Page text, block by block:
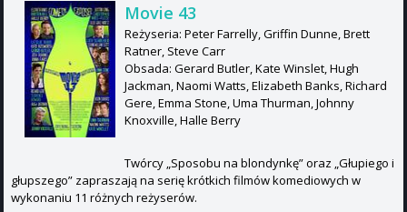
Movie 43
Reżyseria: Peter Farrelly, Griffin Dunne, Brett
Ratner, Steve Carr
Obsada: Gerard Butler, Kate Winslet, Hugh
Jackman, Naomi Watts, Elizabeth Banks, Richard
Gere, Emma Stone, Uma Thurman, Johnny
Knoxville, Halle Berry
Twórcy „Sposobu na blondynkę” oraz „Głupiego i
głupszego” zapraszają na serię krótkich filmów komediowych w
wykonaniu 11 różnych reżyserów.